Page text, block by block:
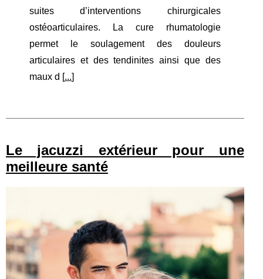
suites d’interventions chirurgicales
ostéoarticulaires. La cure rhumatologie
permet le soulagement des douleurs
articulaires et des tendinites ainsi que des
maux d [...]
Le jacuzzi extérieur pour une
meilleure santé